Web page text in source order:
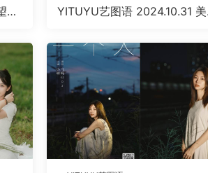
远
YITUYU艺图语 2024.10.31